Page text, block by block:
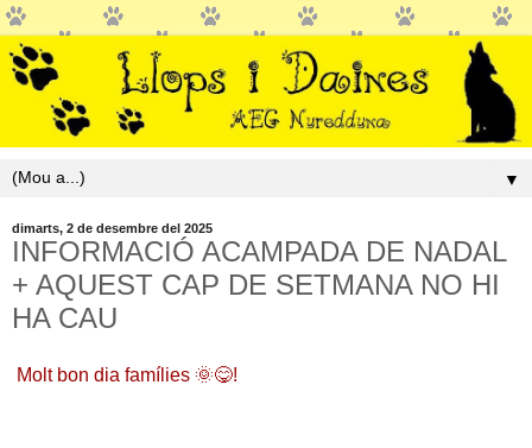
▼
dimarts, 2 de desembre del 2025
INFORMACIÓ ACAMPADA DE NADAL
+ AQUEST CAP DE SETMANA NO HI
HA CAU
Molt bon dia famílies 🌞😋!